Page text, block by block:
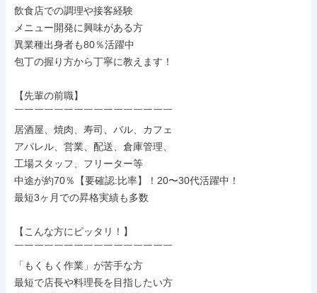
飲食店での調理や接客経験
メニュー開発に興味がある方
異業種出身者も80％活躍中
包丁の握り方から丁寧に教えます！
【先輩の前職】
￣￣￣￣￣￣￣￣￣￣￣￣￣￣￣￣
居酒屋、焼肉、寿司、バル、カフェ
アパレル、営業、配送、倉庫管理、
工場スタッフ、フリーター等
中途が約70％【要確認:比率】！20〜30代活躍中！
最短3ヶ月での昇格実績も多数
【こんな方にピッタリ！】
￣￣￣￣￣￣￣￣￣￣￣￣￣￣￣￣
「もくもく作業」が苦手な方
最短で店長や料理長を目指したい方